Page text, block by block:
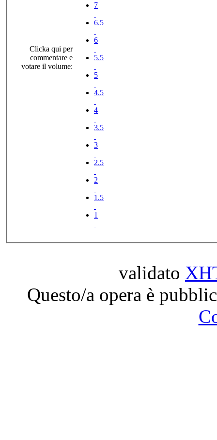
Clicka qui per
commentare e
votare il volume:
7
6.5
6
5.5
5
4.5
4
3.5
3
2.5
2
1.5
1
validato
Questo/a opera è